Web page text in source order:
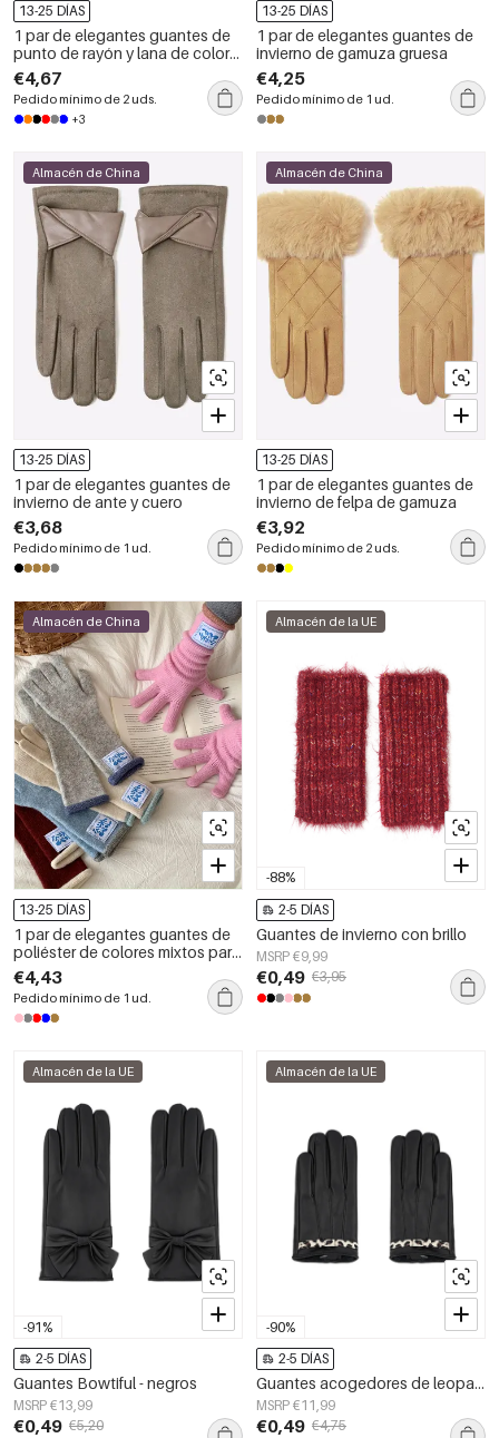
13-25 DÍAS
1 par de elegantes guantes de
punto de rayón y lana de color
rosa liso
€4,67
Pedido mínimo de 2 uds.
+3
13-25 DÍAS
1 par de elegantes guantes de
invierno de gamuza gruesa
€4,25
Pedido mínimo de 1 ud.
Almacén de China
13-25 DÍAS
1 par de elegantes guantes de
invierno de ante y cuero
€3,68
Pedido mínimo de 1 ud.
Almacén de China
13-25 DÍAS
1 par de elegantes guantes de
invierno de felpa de gamuza
€3,92
Pedido mínimo de 2 uds.
Almacén de China
13-25 DÍAS
1 par de elegantes guantes de
poliéster de colores mixtos para
mujer
€4,43
Pedido mínimo de 1 ud.
-88%
Almacén de la UE
2-5 DÍAS
Guantes de invierno con brillo
MSRP €9,99
€0,49 €3,95
-91%
Almacén de la UE
2-5 DÍAS
Guantes Bowtiful - negros
MSRP €13,99
€0,49 €5,20
-90%
Almacén de la UE
2-5 DÍAS
Guantes acogedores de leopardo
MSRP €11,99
€0,49 €4,75